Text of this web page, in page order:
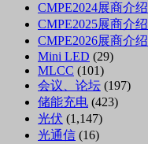
CMPE2024展商介绍
CMPE2025展商介绍
CMPE2026展商介绍
Mini LED (29)
MLCC (101)
会议、论坛 (197)
储能充电 (423)
光伏 (1,147)
光通信 (16)